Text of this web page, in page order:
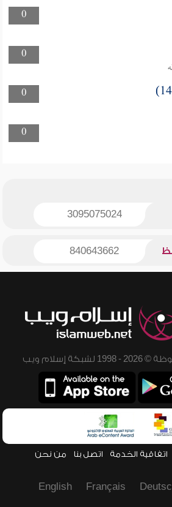
0
0
0
0
3095075024
840643662
إسلام ويب
اتفاقية الخدمة اتصل بنا من نحن
Français
English